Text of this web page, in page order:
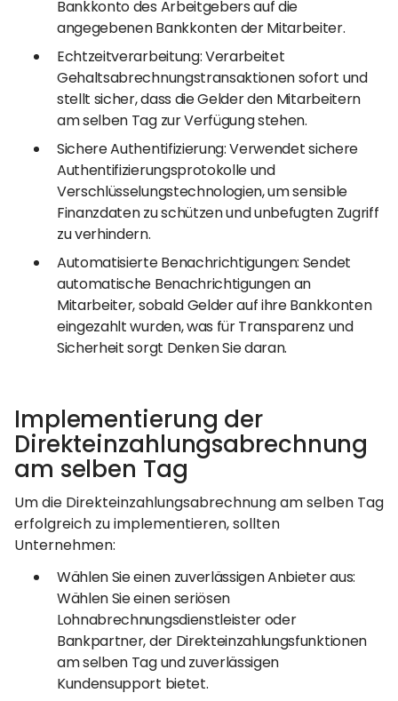
Bankkonto des Arbeitgebers auf die
angegebenen Bankkonten der Mitarbeiter.
Echtzeitverarbeitung: Verarbeitet
Gehaltsabrechnungstransaktionen sofort und
stellt sicher, dass die Gelder den Mitarbeitern
am selben Tag zur Verfügung stehen.
Sichere Authentifizierung: Verwendet sichere
Authentifizierungsprotokolle und
Verschlüsselungstechnologien, um sensible
Finanzdaten zu schützen und unbefugten Zugriff
zu verhindern.
Automatisierte Benachrichtigungen: Sendet
automatische Benachrichtigungen an
Mitarbeiter, sobald Gelder auf ihre Bankkonten
eingezahlt wurden, was für Transparenz und
Sicherheit sorgt Denken Sie daran.
Implementierung der
Direkteinzahlungsabrechnung
am selben Tag
Um die Direkteinzahlungsabrechnung am selben Tag
erfolgreich zu implementieren, sollten
Unternehmen:
Wählen Sie einen zuverlässigen Anbieter aus:
Wählen Sie einen seriösen
Lohnabrechnungsdienstleister oder
Bankpartner, der Direkteinzahlungsfunktionen
am selben Tag und zuverlässigen
Kundensupport bietet.